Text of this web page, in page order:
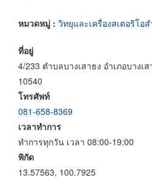
หมวดหมู่ : วิทยุและเครื่องสเตอริโอ
ที่อยู่
4/233 ตำบลบางเสาธง อำเภอบางเ
10540
โทรศัพท์
081-658-8369
เวลาทำการ
ทำการทุกวัน เวลา 08:00-19:00
พิกัด
13.57563, 100.7925